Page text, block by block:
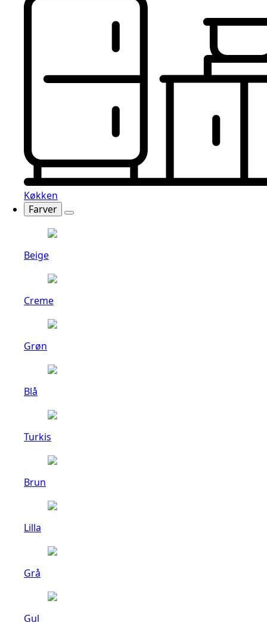
Køkken
Farver
Beige
Creme
Grøn
Blå
Turkis
Brun
Lilla
Grå
Gul